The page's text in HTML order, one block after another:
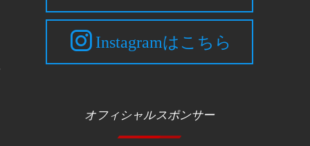
Instagramはこちら
オフィシャルスポンサー